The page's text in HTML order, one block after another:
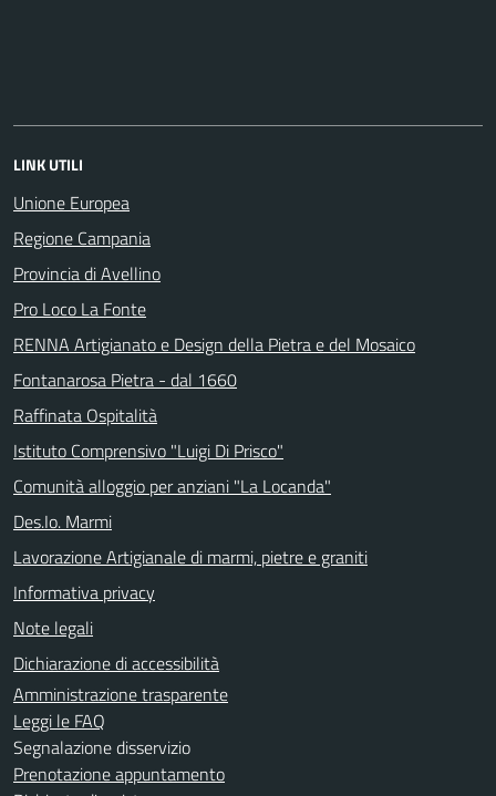
LINK UTILI
Unione Europea
Regione Campania
Provincia di Avellino
Pro Loco La Fonte
RENNA Artigianato e Design della Pietra e del Mosaico
Fontanarosa Pietra - dal 1660
Raffinata Ospitalità
Istituto Comprensivo "Luigi Di Prisco"
Comunità alloggio per anziani "La Locanda"
Des.Io. Marmi
Lavorazione Artigianale di marmi, pietre e graniti
Informativa privacy
Note legali
Dichiarazione di accessibilità
Amministrazione trasparente
Leggi le FAQ
Segnalazione disservizio
Prenotazione appuntamento